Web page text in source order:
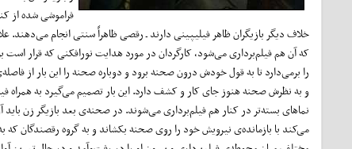
فراموشی شده از
خلاف دیگر بازیگران ظاهر فیلیپینی دارند ـ رقصی ظاهراً سنتی انجام
که آن هم فیلم‌برداری می‌شود، کارگردان در مورد هدایت نورافکنی که قرار
را برمی‌دارد تا به قول خودش درون صحنه برود و دوباره صحنه را این بار از
و به نظرش صحنه هنوز جای کار و کشف دارد. این بار تصمیم می‌گیرد به همراه
نماهای بسته‌تر در کنار هم فیلم‌برداری می‌شوند. در صحنه‌ی بعد بازیگر زن
می‌کند با بازمانده‌ی نیرویش خود را روی صحنه بکشاند و به گروه رقصندگان